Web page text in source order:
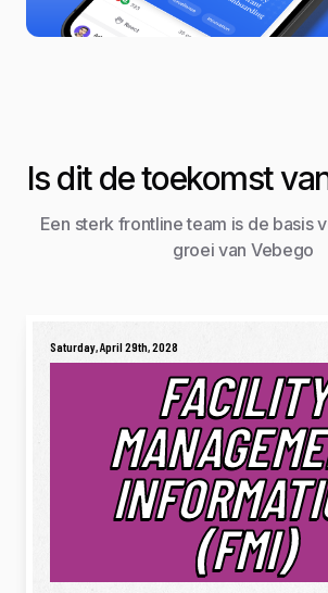
Saturday, April 29th, 2028
(FMI)
Is dit de toekomst
Een sterk frontline team is de basis
groei van Vebego